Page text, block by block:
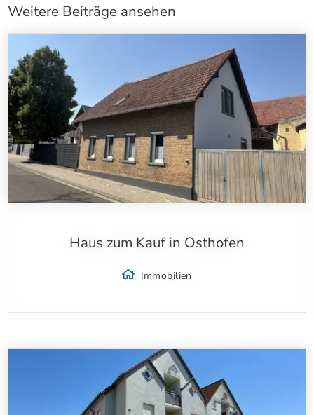
Weitere Beiträge ansehen
Haus zum Kauf in Osthofen
Immobilien